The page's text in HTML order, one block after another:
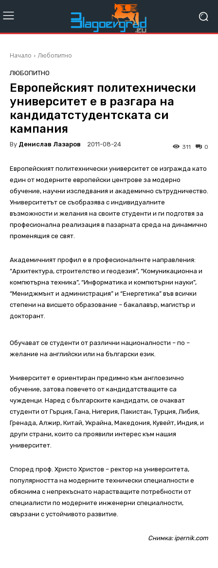
Начало Любопитно
ЛЮБОПИТНО
Европейският политехнически
университет е в разгара на
кандидатстудентската си
кампания
By Денислав Лазаров 2011-08-24 0
311
Европейският политехнически университет се изгражда като
един от модерните европейски центрове за модерно
обучение, научни изследвания и академично сътрудничество.
Университетът се съобразява с индивидуалните
възможности и желания на своите студенти и ги подготвя за
професионална реализация в пазарната среда на динамично
променящия се свят.
Академичният профил е в професионалннте направления:
“Архитектура, строителство и геодезия”, “Комуникационна и
компютърна техника”, “Информатика и компютърни науки”,
“Мениджмънт и администрация” и “Енергетика” във всички
степени на висшето образование – бакалавър, магистър и
докторант.
Обучават се студенти от различни националности – по –
желание на английски или на български език.
Университет е ориентиран предимно към англоезично
обучение, затова повечето от кандидатстващите са
чужденци. Наред с българските кандидати, се очакват
студенти от Гърция, Гана, Нигерия, Пакистан, Турция, Либия,
Гренада, Алжир, Китай, Украйна, Македония, Кувейт, Индия, и
други страни, които са проявили интерес към нашия
университет.
Според проф. Христо Христов – ректор на университета,
популярността на модерните технически специалности е
обяснима с непрекъснато нарастващите потребности от
специалисти по модерните инженерни специалности,
свързани с устойчивото развитие.
Снимка: ipernik.com